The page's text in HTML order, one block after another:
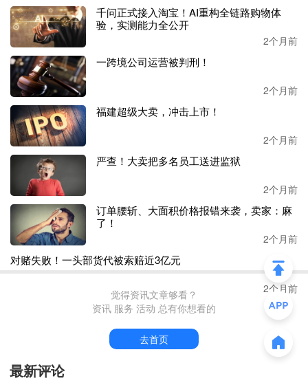
千问正式接入淘宝！AI重构全链路购物体
验，实测能力全公开
2个月前
一跨境公司运营被判刑！
2个月前
福建超级大卖，冲击上市！
2个月前
严查！大卖把多名员工送进监狱
2个月前
订单腰斩、大面积价格报错来袭，卖家：麻
了！
2个月前
对赌失败！一头部货代被索赔近3亿元
2个月前
资讯 服务 活动 总有你想看的